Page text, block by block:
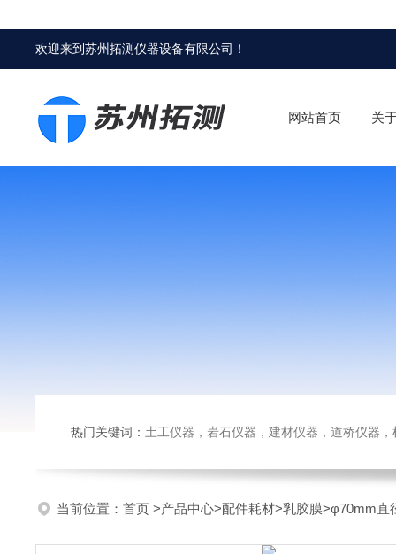
欢迎来到苏州拓测仪器设备有限公司 ！
网站首页 关
热门关键词： 土工仪器，岩石仪器，建材仪器，道桥仪器，检测
当前位置： 首页 >产品中心>配件耗材>乳胶膜>φ70mm直